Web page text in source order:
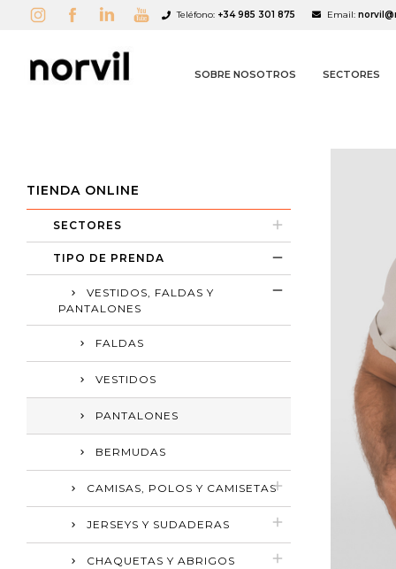
Teléfono: +34 985 301 875 Email:
SOBRE NOSOTROS SECTORES
TIENDA ONLINE
SECTORES
TIPO DE PRENDA
VESTIDOS, FALDAS Y
PANTALONES
FALDAS
VESTIDOS
PANTALONES
BERMUDAS
CAMISAS, POLOS Y CAMISETAS
JERSEYS Y SUDADERAS
CHAQUETAS Y ABRIGOS
add_circle_outline